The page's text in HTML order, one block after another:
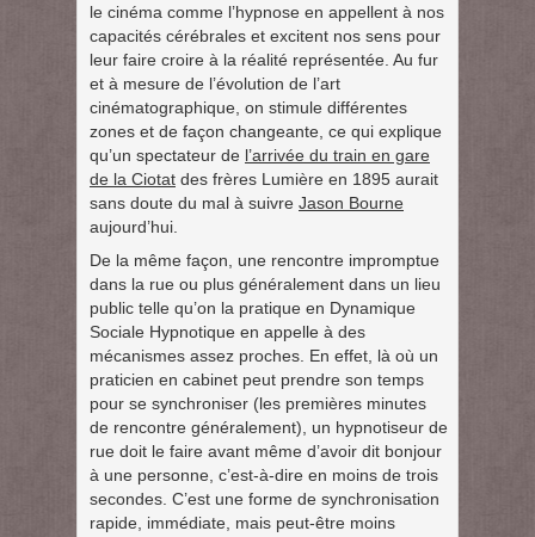
le cinéma comme l’hypnose en appellent à nos
capacités cérébrales et excitent nos sens pour
leur faire croire à la réalité représentée. Au fur
et à mesure de l’évolution de l’art
cinématographique, on stimule différentes
zones et de façon changeante, ce qui explique
qu’un spectateur de l’arrivée du train en gare
de la Ciotat des frères Lumière en 1895 aurait
sans doute du mal à suivre Jason Bourne
aujourd’hui.
De la même façon, une rencontre impromptue
dans la rue ou plus généralement dans un lieu
public telle qu’on la pratique en Dynamique
Sociale Hypnotique en appelle à des
mécanismes assez proches. En effet, là où un
praticien en cabinet peut prendre son temps
pour se synchroniser (les premières minutes
de rencontre généralement), un hypnotiseur de
rue doit le faire avant même d’avoir dit bonjour
à une personne, c’est-à-dire en moins de trois
secondes. C’est une forme de synchronisation
rapide, immédiate, mais peut-être moins